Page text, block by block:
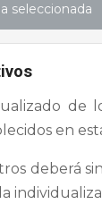
seleccionada
de
en
deberá